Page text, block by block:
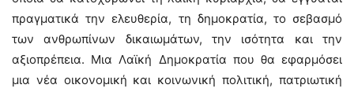
πραγματικά την ελευθερία, τη δημοκρατία, το σεβασμό
των ανθρωπίνων δικαιωμάτων, την ισότητα και την
αξιοπρέπεια. Μια Λαϊκή Δημοκρατία που θα εφαρμόσει
μια νέα οικονομική και κοινωνική πολιτική, πατριωτική